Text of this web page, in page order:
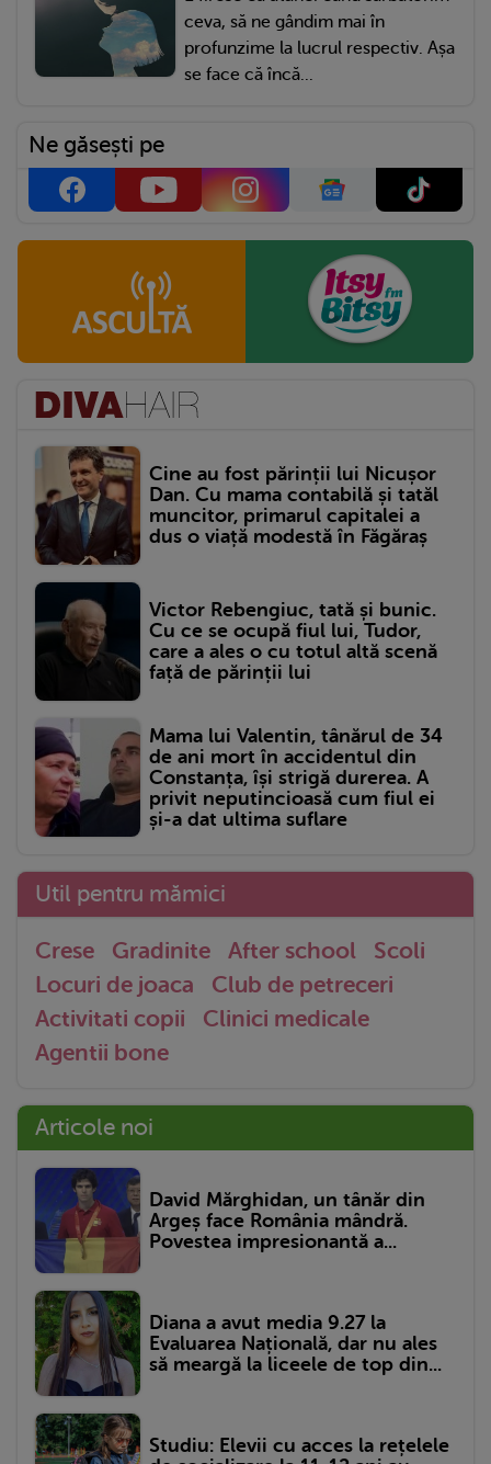
ceva, să ne gândim mai în
profunzime la lucrul respectiv. Așa
se face că încă...
Ne găsești pe
Cine au fost părinții lui Nicușor
Dan. Cu mama contabilă și tatăl
muncitor, primarul capitalei a
dus o viață modestă în Făgăraș
Victor Rebengiuc, tată și bunic.
Cu ce se ocupă fiul lui, Tudor,
care a ales o cu totul altă scenă
față de părinții lui
Mama lui Valentin, tânărul de 34
de ani mort în accidentul din
Constanța, își strigă durerea. A
privit neputincioasă cum fiul ei
și-a dat ultima suflare
Util pentru mămici
Crese Gradinite After school
Scoli
Locuri de joaca
Club de petreceri
Activitati copii
Clinici medicale
Agentii bone
Articole noi
David Mărghidan, un tânăr din
Argeș face România mândră.
Povestea impresionantă a...
Diana a avut media 9.27 la
Evaluarea Națională, dar nu ales
să meargă la liceele de top din...
Studiu: Elevii cu acces la rețelele